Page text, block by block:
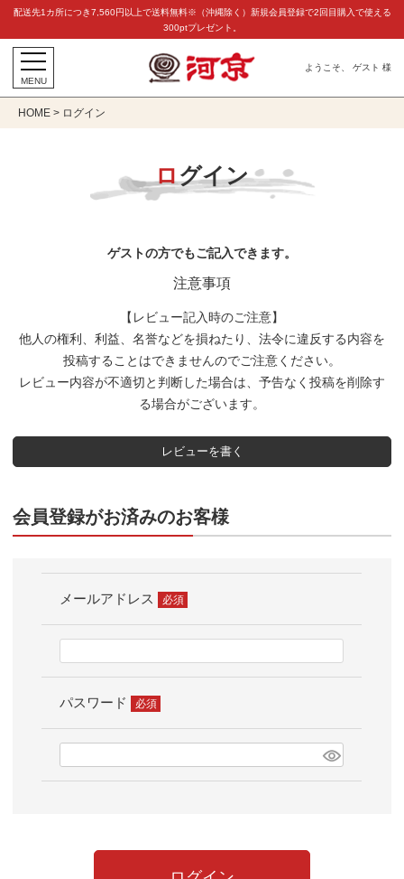
配送先1カ所につき7,560円以上で送料無料※（沖縄除く）新規会員登録で2回目購入で使える
300ptプレゼント。
MENU
ようこそ、 ゲスト 様
HOME ログイン
ログイン
ゲストの方でもご記入できます。
注意事項
【レビュー記入時のご注意】
他人の権利、利益、名誉などを損ねたり、法令に違反する内容を
投稿することはできませんのでご注意ください。
レビュー内容が不適切と判断した場合は、予告なく投稿を削除す
る場合がございます。
レビューを書く
会員登録がお済みのお客様
メールアドレス
須)
パスワード
須)